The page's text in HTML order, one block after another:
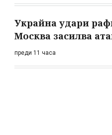
Украйна удари
Москва засилва
преди 11 часа